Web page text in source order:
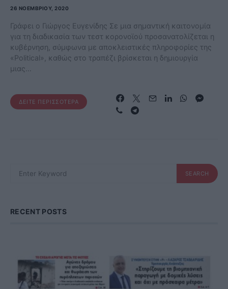
26 ΝΟΕΜΒΡΊΟΥ, 2020
Γράφει ο Γιώργος Ευγενίδης Σε μια σημαντική καιτονομία
για τη διαδικασία των τεστ κορονοϊού προσανατολίζεται η
κυβέρνηση, σύμφωνα με αποκλειστικές πληροφορίες της
«Political», καθώς στο τραπέζι βρίσκεται η δημιουργία
μιας…
ΔΕΊΤΕ ΠΕΡΙΣΣΌΤΕΡΑ
FOR:
SEARCH
RECENT POSTS